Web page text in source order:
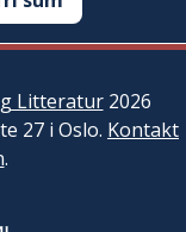
Litteratur2026
27 i Oslo. Kontakt
.